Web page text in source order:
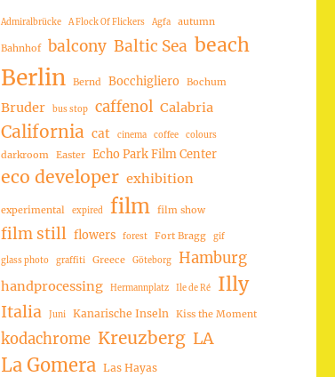
Admiralbrücke A Flock Of Flickers Agfa autumn
Bahnhof balcony Baltic Sea beach
Berlin Bernd Bocchigliero Bochum
Bruder bus stop caffenol Calabria
California cat cinema coffee colours
darkroom Easter Echo Park Film Center
eco developer exhibition
experimental expired film film show
film still flowers forest Fort Bragg gif
glass photo graffiti Greece Göteborg Hamburg
handprocessing Hermannplatz Ile de Ré Illy
Italia Juni Kanarische Inseln Kiss the Moment
kodachrome Kreuzberg LA
La Gomera Las Hayas